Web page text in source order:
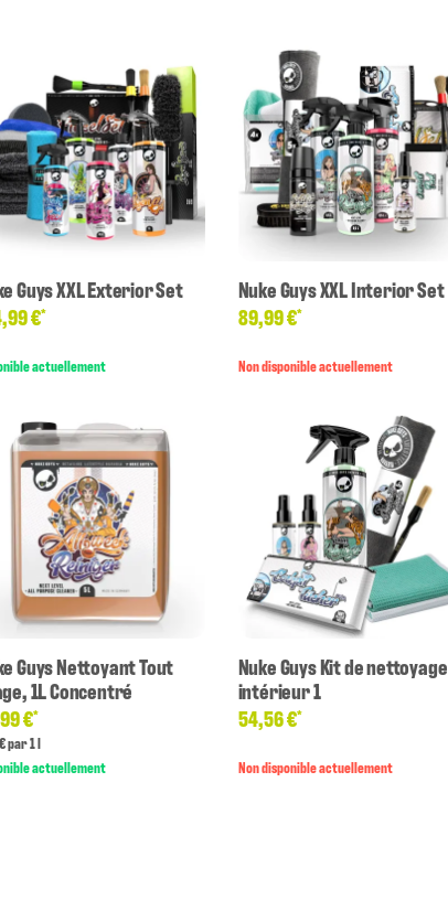
Guys XXL Exterior Set
€*
actuellement
Nuke Guys XXL Interior Set
89,99 €*
Non disponible actuellement
Guys Nettoyant Tout
1L Concentré
€*
par 1 l
actuellement
Nuke Guys Kit de nettoyage
intérieur 1
54,56 €*
Non disponible actuellement